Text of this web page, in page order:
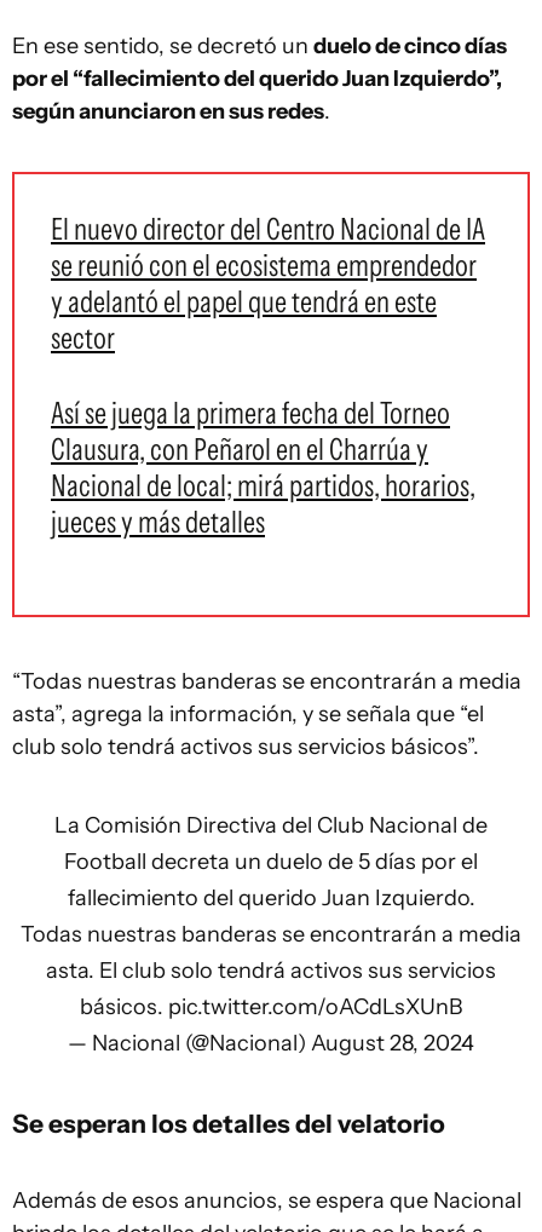
En ese sentido, se decretó un duelo de cinco días
por el “fallecimiento del querido Juan Izquierdo”,
según anunciaron en sus redes.
El nuevo director del Centro Nacional de IA
se reunió con el ecosistema emprendedor
y adelantó el papel que tendrá en este
sector
Así se juega la primera fecha del Torneo
Clausura, con Peñarol en el Charrúa y
Nacional de local; mirá partidos, horarios,
jueces y más detalles
“Todas nuestras banderas se encontrarán a media
asta”, agrega la información, y se señala que “el
club solo tendrá activos sus servicios básicos”.
La Comisión Directiva del Club Nacional de
Football decreta un duelo de 5 días por el
fallecimiento del querido Juan Izquierdo.
Todas nuestras banderas se encontrarán a media
asta. El club solo tendrá activos sus servicios
básicos. pic.twitter.com/oACdLsXUnB
— Nacional (@Nacional) August 28, 2024
Se esperan los detalles del velatorio
Además de esos anuncios, se espera que Nacional